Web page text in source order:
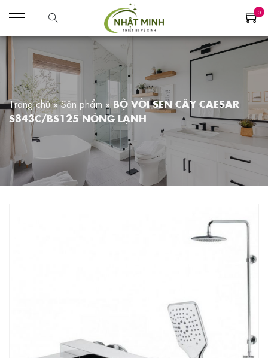
0
Trang chủ»Sản phẩm » BỘ VÒI SEN CÂY CAESAR
S843C/BS125 NÓNG LẠNH